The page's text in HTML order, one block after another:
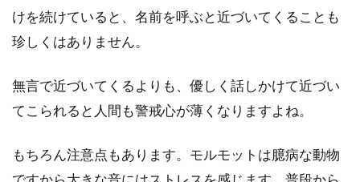
飼っているモルモットともっと仲良くな
い。繁殖の場合の注意点につい
けを続けていると、名前を呼ぶと近づいてくることも
珍しくはありません。
無言で近づいてくるよりも、優しく話しかけて近づい
てこられると人間も警戒心が薄くなりますよね。
もちろん注意点もあります。モルモットは臆病な動物